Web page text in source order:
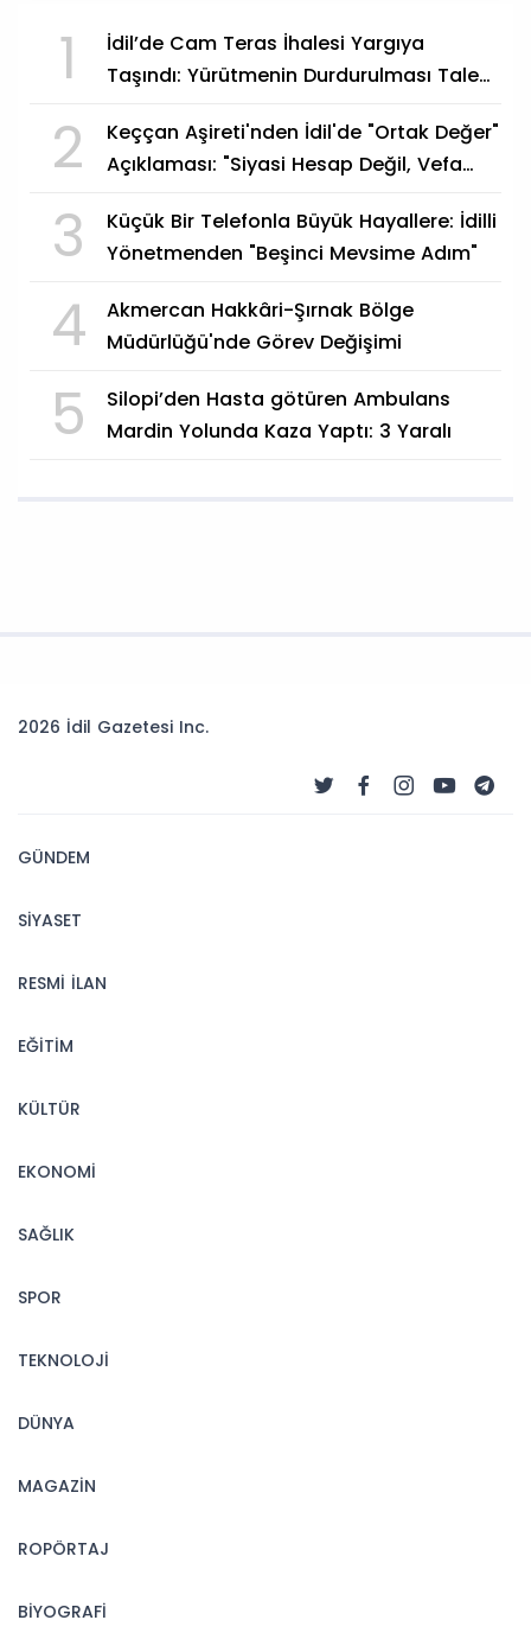
1
İdil’de Cam Teras İhalesi Yargıya
Taşındı: Yürütmenin Durdurulması Talep
2
Keççan Aşireti'nden İdil'de "Ortak Değer"
Açıklaması: "Siyasi Hesap Değil, Vefa
3
Küçük Bir Telefonla Büyük Hayallere: İdilli
Yönetmenden "Beşinci Mevsime Adım"
4
Akmercan Hakkâri-Şırnak Bölge
Müdürlüğü'nde Görev Değişimi
5
Silopi’den Hasta götüren Ambulans
Mardin Yolunda Kaza Yaptı: 3 Yaralı
2026 İdil Gazetesi Inc.
GÜNDEM
SİYASET
RESMİ İLAN
EĞİTİM
KÜLTÜR
EKONOMİ
SAĞLIK
SPOR
TEKNOLOJİ
DÜNYA
MAGAZİN
ROPÖRTAJ
BİYOGRAFİ